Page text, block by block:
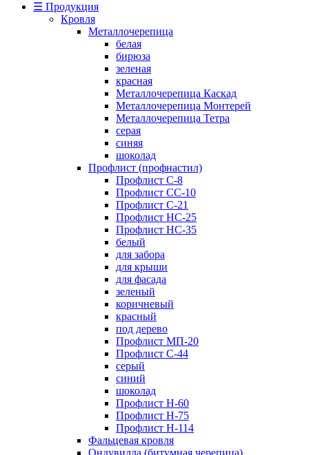
☰ Продукция
Кровля
Металлочерепица
белая
бирюза
зеленая
красная
Металлочерепица Каскад
Металлочерепица Монтерей
Металлочерепица Тетра
серая
синяя
шоколад
Профлист (профнастил)
Профлист С-8
Профлист СС-10
Профлист C-21
Профлист НС-25
Профлист НС-35
белый
для забора
для крыши
для фасада
зеленый
коричневый
красный
под дерево
Профлист МП-20
Профлист С-44
серый
синий
шоколад
Профлист Н-60
Профлист Н-75
Профлист H-114
Фальцевая кровля
Ондувилла (битумная черепица)